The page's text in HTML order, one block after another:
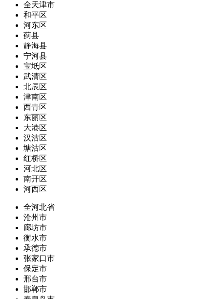
全天津市
和平区
河东区
蓟县
静海县
宁河县
宝坻区
武清区
北辰区
津南区
西青区
东丽区
大港区
汉沽区
塘沽区
红桥区
河北区
南开区
河西区
全河北省
沧州市
廊坊市
衡水市
承德市
张家口市
保定市
邢台市
邯郸市